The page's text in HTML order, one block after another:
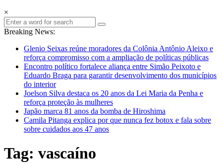
×
Breaking News:
Glenio Seixas reúne moradores da Colônia Antônio Aleixo e
reforça compromisso com a ampliação de políticas públicas
Encontro político fortalece aliança entre Simão Peixoto e
Eduardo Braga para garantir desenvolvimento dos municípios
do interior
Joelson Silva destaca os 20 anos da Lei Maria da Penha e
reforça proteção às mulheres
Japão marca 81 anos da bomba de Hiroshima
Camila Pitanga explica por que nunca fez botox e fala sobre
sobre cuidados aos 47 anos
Tag: vascaíno